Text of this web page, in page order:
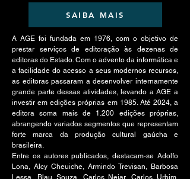
SAIBA MAIS
A AGE foi fundada em 1976, com o objetivo de
prestar serviços de editoração às dezenas de
editoras do Estado. Com o advento da informática e
a facilidade do acesso a seus modernos recursos,
as editoras passaram a desenvolver internamente
grande parte dessas atividades, levando a AGE a
investir em edições próprias em 1985. Até 2024, a
editora soma mais de 1.200 edições próprias,
abrangendo variados segmentos que representam
forte marca da produção cultural gaúcha e
brasileira.
Entre os autores publicados, destacam-se Adolfo
Lona, Alcy Cheuiche, Armindo Trevisan, Barbosa
Lessa, Blau Souza, Carlos Nejar, Carlos Urbim,